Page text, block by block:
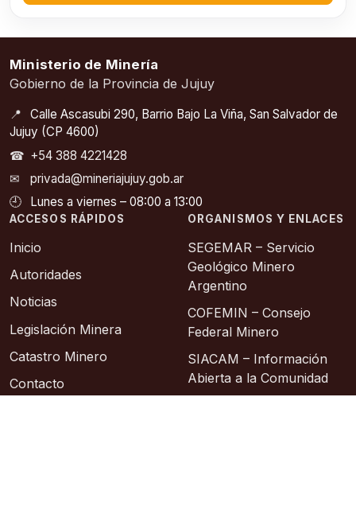
Ministerio de Minería
Gobierno de la Provincia de Jujuy
📍
Calle Ascasubi 290, Barrio Bajo La Viña, San Salvador de
Jujuy (CP 4600)
☎ +54 388 4221428
✉
privada@mineriajujuy.gob.ar
🕘
Lunes a viernes – 08:00 a 13:00
ACCESOS RÁPIDOS
Inicio
Autoridades
Noticias
Legislación Minera
Catastro Minero
Contacto
ORGANISMOS Y ENLACES
SEGEMAR – Servicio
Geológico Minero
Argentino
COFEMIN – Consejo
Federal Minero
SIACAM – Información
Abierta a la Comunidad